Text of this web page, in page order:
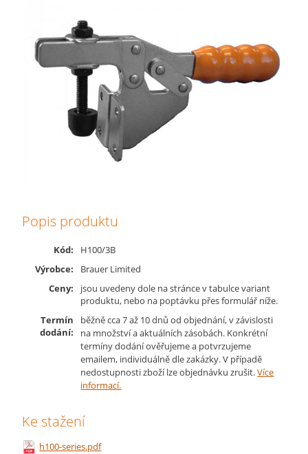
Popis produktu
Kód:
H100/3B
Výrobce:
Brauer Limited
Ceny:
jsou uvedeny dole na stránce v tabulce variant
produktu, nebo na poptávku přes formulář níže.
Termín
dodání:
běžně cca 7 až 10 dnů od objednání, v závislosti
na množství a aktuálních zásobách. Konkrétní
termíny dodání ověřujeme a potvrzujeme
emailem, individuálně dle zakázky. V případě
nedostupnosti zboží lze objednávku zrušit.Více
informací.
Ke stažení
h100-series.pdf